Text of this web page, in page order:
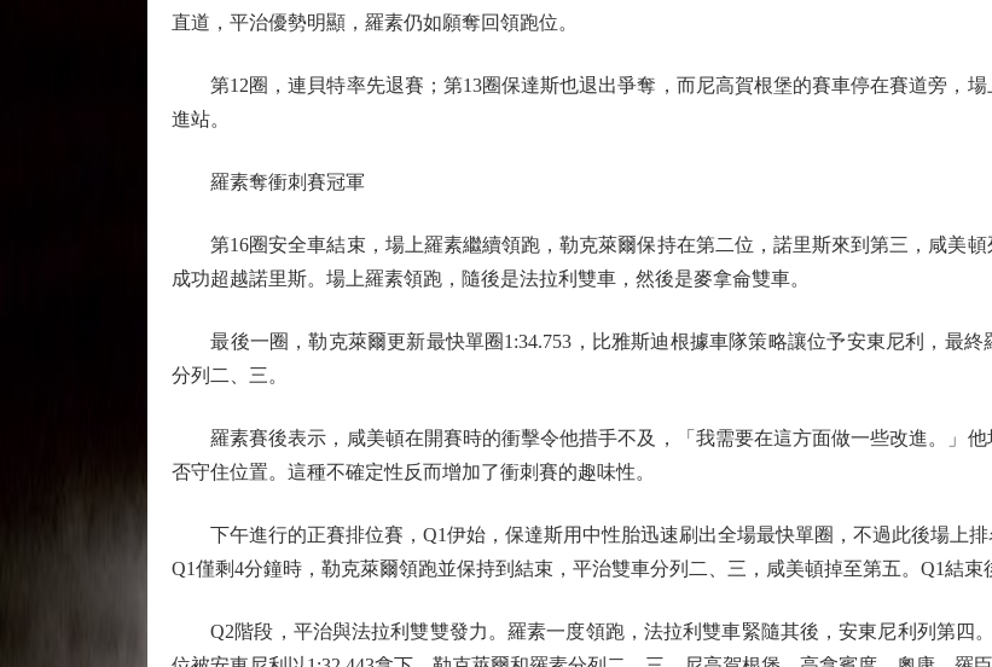
直道，平治優勢明顯，羅素仍如願奪回領跑位。
第12圈，連貝特率先退賽；第13圈保達斯也退出爭奪，而尼高賀根堡的賽車停在賽道旁，場
進站。
羅素奪衝刺賽冠軍
第16圈安全車結束，場上羅素繼續領跑，勒克萊爾保持在第二位，諾里斯來到第三，咸美頓
成功超越諾里斯。場上羅素領跑，隨後是法拉利雙車，然後是麥拿侖雙車。
最後一圈，勒克萊爾更新最快單圈1:34.753，比雅斯迪根據車隊策略讓位予安東尼利，最終
分列二、三。
羅素賽後表示，咸美頓在開賽時的衝擊令他措手不及，「我需要在這方面做一些改進。」他
否守住位置。這種不確定性反而增加了衝刺賽的趣味性。
下午進行的正賽排位賽，Q1伊始，保達斯用中性胎迅速刷出全場最快單圈，不過此後場上排
Q1僅剩4分鐘時，勒克萊爾領跑並保持到結束，平治雙車分列二、三，咸美頓掉至第五。Q1結
Q2階段，平治與法拉利雙雙發力。羅素一度領跑，法拉利雙車緊隨其後，安東尼利列第四